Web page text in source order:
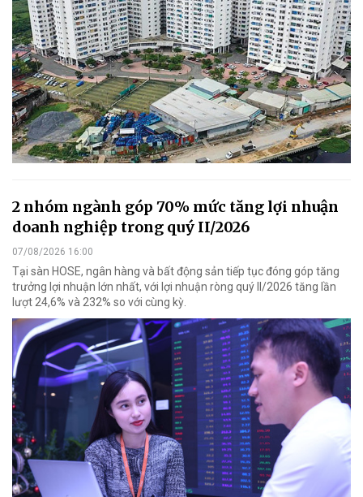
2 nhóm ngành góp 70% mức tăng lợi nhuận
doanh nghiệp trong quý II/2026
07/08/2026 16:00
Tại sàn HOSE, ngân hàng và bất động sản tiếp tục đóng góp tăng
trưởng lợi nhuận lớn nhất, với lợi nhuận ròng quý II/2026 tăng lần
lượt 24,6% và 232% so với cùng kỳ.